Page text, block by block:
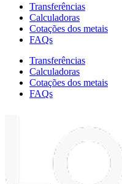
Transferências
Calculadoras
Cotações dos metais
FAQs
Transferências
Calculadoras
Cotações dos metais
FAQs